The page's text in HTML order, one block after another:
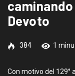
Devoto
384 1
Con motivo del 129°